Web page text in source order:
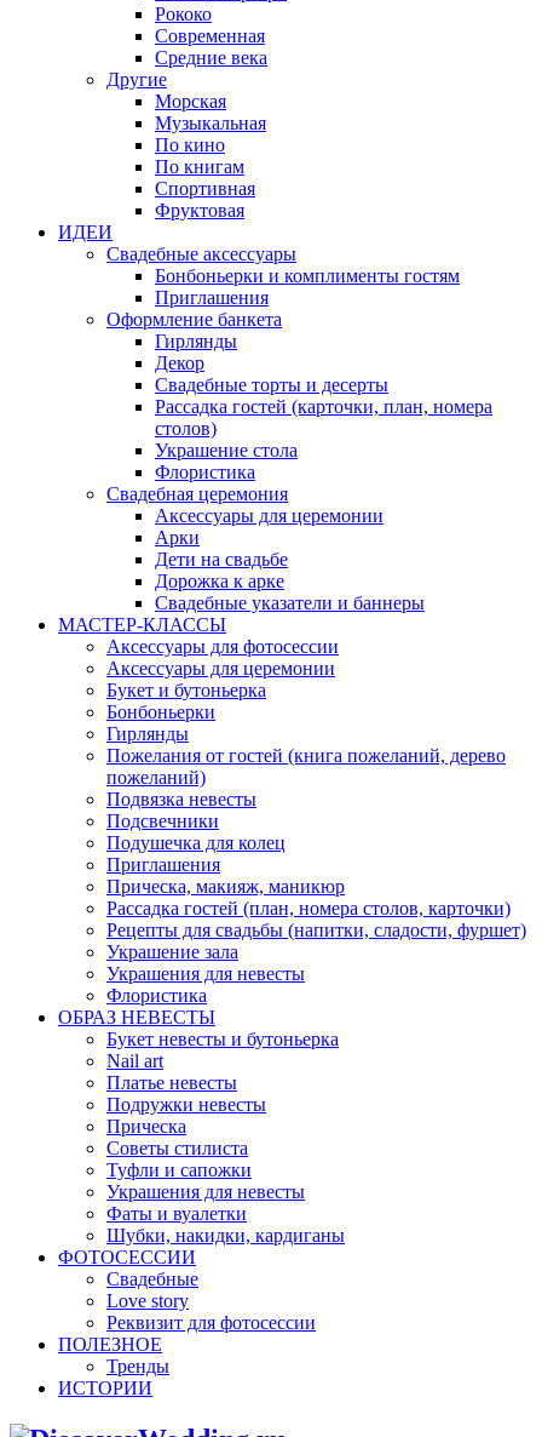
Рококо
Современная
Средние века
Другие
Морская
Музыкальная
По кино
По книгам
Спортивная
Фруктовая
ИДЕИ
Свадебные аксессуары
Бонбоньерки и комплименты гостям
Приглашения
Оформление банкета
Гирлянды
Декор
Свадебные торты и десерты
Рассадка гостей (карточки, план, номера
столов)
Украшение стола
Флористика
Свадебная церемония
Аксессуары для церемонии
Арки
Дети на свадьбе
Дорожка к арке
Свадебные указатели и баннеры
МАСТЕР-КЛАССЫ
Аксессуары для фотосессии
Аксессуары для церемонии
Букет и бутоньерка
Бонбоньерки
Гирлянды
Пожелания от гостей (книга пожеланий, дерево
пожеланий)
Подвязка невесты
Подсвечники
Подушечка для колец
Приглашения
Прическа, макияж, маникюр
Рассадка гостей (план, номера столов, карточки)
Рецепты для свадьбы (напитки, сладости, фуршет)
Украшение зала
Украшения для невесты
Флористика
ОБРАЗ НЕВЕСТЫ
Букет невесты и бутоньерка
Nail art
Платье невесты
Подружки невесты
Прическа
Советы стилиста
Туфли и сапожки
Украшения для невесты
Фаты и вуалетки
Шубки, накидки, кардиганы
ФОТОСЕССИИ
Свадебные
Love story
Реквизит для фотосессии
ПОЛЕЗНОЕ
Тренды
ИСТОРИИ